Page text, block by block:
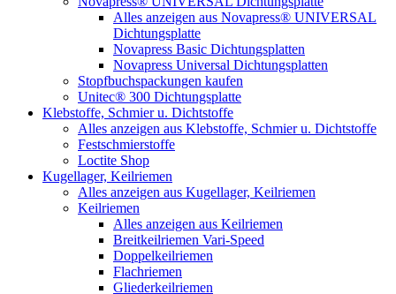
Alles anzeigen aus Novapress® UNIVERSAL
Dichtungsplatte
Novapress Basic Dichtungsplatten
Novapress Universal Dichtungsplatten
Stopfbuchspackungen kaufen
Unitec® 300 Dichtungsplatte
Klebstoffe, Schmier u. Dichtstoffe
Alles anzeigen aus Klebstoffe, Schmier u. Dichtstoffe
Festschmierstoffe
Loctite Shop
Kugellager, Keilriemen
Alles anzeigen aus Kugellager, Keilriemen
Keilriemen
Alles anzeigen aus Keilriemen
Breitkeilriemen Vari-Speed
Doppelkeilriemen
Flachriemen
Gliederkeilriemen